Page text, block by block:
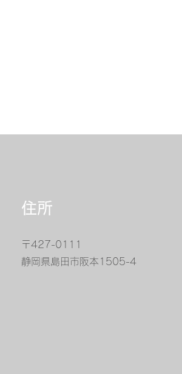
​住所
​〒427-0111
​静岡県島田市阪本1505-4